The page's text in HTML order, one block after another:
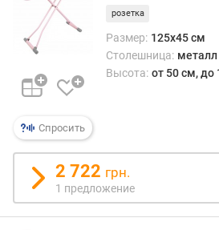
Спросить
розетка
Размер: 125x45 см
Столешница: металл
Высота: от 50 см, до
2 722 грн.
1 предложение